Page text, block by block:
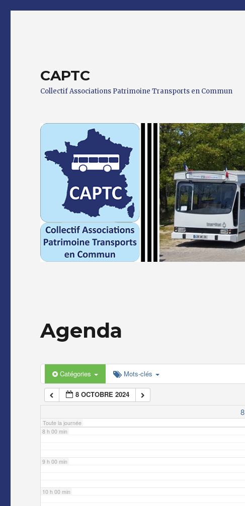
CAPTC
Collectif Associations Patrimoine Transports en Commun
Agenda
Catégories Mots-clés
8 OCTOBRE 2024
8
Toute la journée
0 h 00 min
1 h 00 min
2 h 00 min
5 h 00 min
6 h 00 min
7 h 00 min
8 h 00 min
9 h 00 min
10 h 00 min